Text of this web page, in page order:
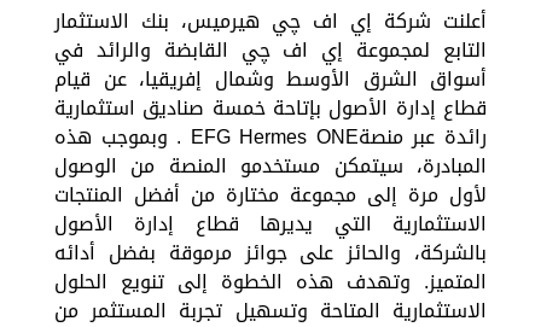
أعلنت شركة إي اف چي هيرميس، بنك الاستثمار
التابع لمجموعة إي اف چي القابضة والرائد في
أسواق الشرق الأوسط وشمال إفريقيا، عن قيام
قطاع إدارة الأصول بإتاحة خمسة صناديق استثمارية
رائدة عبر منصةEFG Hermes ONE . وبموجب هذه
المبادرة، سيتمكن مستخدمو المنصة من الوصول
لأول مرة إلى مجموعة مختارة من أفضل المنتجات
الاستثمارية التي يديرها قطاع إدارة الأصول
بالشركة، والحائز على جوائز مرموقة بفضل أدائه
المتميز. وتهدف هذه الخطوة إلى تنويع الحلول
الاستثمارية المتاحة وتسهيل تجربة المستثمر من